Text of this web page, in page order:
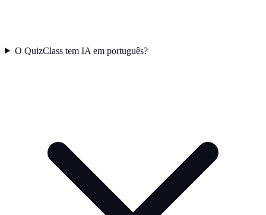
O QuizClass tem IA em português?